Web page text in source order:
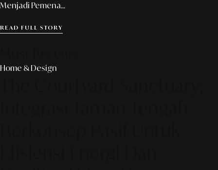
Menjadi Pemena...
READ FULL STORY
Home & Design